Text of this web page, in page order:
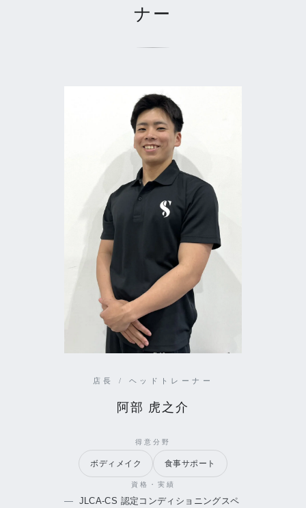
ナー
店長 / ヘッドトレーナー
阿部 虎之介
得意分野
ボディメイク 食事サポート
資格・実績
JLCA-CS 認定コンディショニングスペ